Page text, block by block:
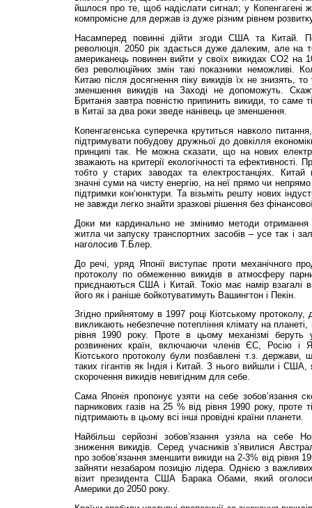
йшлося про те, щоб надіслати сигнал; у Копенгагені
компромісне для держав із дуже різним рівнем
Насамперед повинні дійти згоди США та Китай.
революція. 2050 рік здається дуже далеким, але на
американець повинен вийти у своїх викидах СО2 на
без революційних змін такі показники неможливі.
Китаю після досягнення піку викидів їх не знизять,
зменшення викидів на Заході не допоможуть.
Британія завтра повністю припинить викиди, то саме
в Китаї за два роки зведе нанівець це зменшення.
Копенгагенська суперечка крутиться навколо
підтримувати побудову дружньої до довкілля
принципі так. Не можна сказати, що на нових
зважають на критерії екологічності та ефективності.
тобто у старих заводах та електростанціях.
значні суми на чисту енергію, на неї прямо чи
підтримки кон‘юнктури. Та візьміть решту нових
не завжди легко знайти зразкові рішення без
Доки ми кардинально не змінимо методи отримання
житла чи запуску транспортних засобів – усе так і
наголосив Т.Блер.
До речі, уряд Японії виступає проти механічного
протоколу по обмеженню викидів в атмосферу
приєднаються США і Китай. Токіо має намір взагалі
його як і раніше бойкотуватимуть Вашингтон і Пекін.
Згідно прийнятому в 1997 році Кіотському
викликають небезпечне потепління клімату на
рівня 1990 року. Проте в цьому механізмі
розвинених країн, включаючи членів ЄС, Росію і
Кіотського протоколу були позбавлені т.з.
таких гігантів як Індія і Китай. З нього вийшли і США,
скорочення викидів невигідним для себе.
Сама Японія пропонує узяти на себе зобов’язання
парникових газів на 25 % від рівня 1990 року, проте
підтримають в цьому всі інші провідні країни планети.
Найбільш серйозні зобов’язання узяла на себе
зниження викидів. Серед учасників з’явилися
про зобов’язання зменшити викиди на 2-3% від рівня
зайняти незабаром позицію лідера. Однією з
візит президента США Барака Обами, який
Америки до 2050 року.